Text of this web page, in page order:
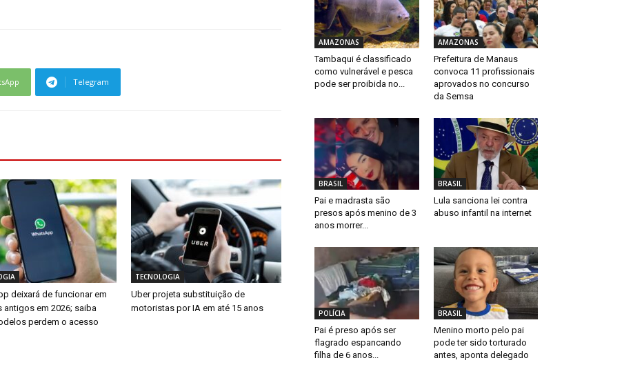
Telegram
deixará de funcionar em
antigos em 2026; saiba
perdem o acesso
TECNOLOGIA
Uber projeta substituição de
motoristas por IA em até 15 anos
AMAZONAS
Tambaqui é classificado
como vulnerável e pesca
pode ser proibida no...
AMAZONAS
Prefeitura de Manaus
convoca 11 profissionais
aprovados no concurso
da Semsa
BRASIL
Pai e madrasta são
presos após menino de 3
anos morrer...
BRASIL
Lula sanciona lei contra
abuso infantil na internet
POLÍCIA
Pai é preso após ser
flagrado espancando
filha de 6 anos...
BRASIL
Menino morto pelo pai
pode ter sido torturado
antes, aponta delegado